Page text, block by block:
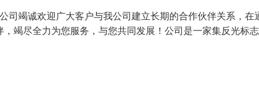
司竭诚欢迎广大客户与我公司建立长期的合作伙伴关系，在
竭尽全力为您服务，与您共同发展！公司是一家集反光标